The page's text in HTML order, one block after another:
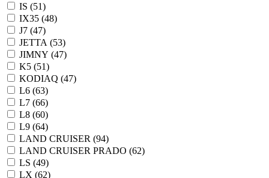
IS (51)
IX35 (48)
J7 (47)
JETTA (53)
JIMNY (47)
K5 (51)
KODIAQ (47)
L6 (63)
L7 (66)
L8 (60)
L9 (64)
LAND CRUISER (94)
LAND CRUISER PRADO (62)
LS (49)
LX (62)